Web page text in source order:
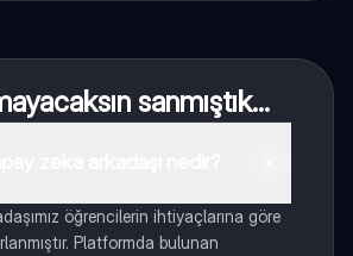
sanmıştık...
öğrencilerin ihtiyaçlarına göre
Platformda bulunan